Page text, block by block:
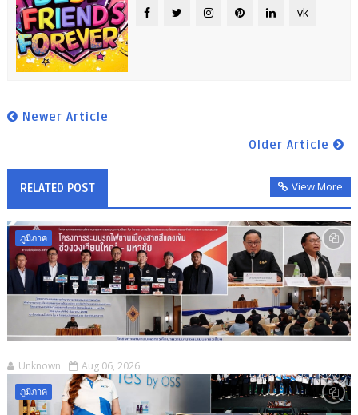
vk
Newer Article
Older Article
RELATED POST View More
ภูมิภาค
Unknown Aug 06, 2026
ภูมิภาค